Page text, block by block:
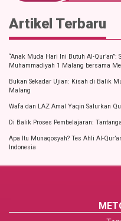
Artikel Terbaru
“Anak Muda Hari Ini Butuh Al-Qur’an”:
Muhammadiyah 1 Malang bersama
Bukan Sekadar Ujian: Kisah di Balik
Malang
Wafa dan LAZ Amal Yaqin Salurkan
Di Balik Proses Pembelajaran:
Apa Itu Munaqosyah? Tes Ahli Al-
Indonesia